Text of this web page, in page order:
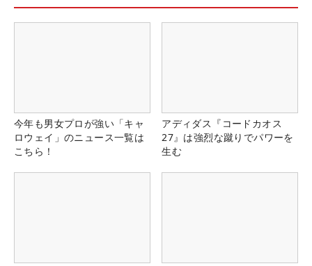
今年も男女プロが強い「キャ
ロウェイ」のニュース一覧は
こちら！
アディダス『コードカオス
27』は強烈な蹴りでパワーを
生む